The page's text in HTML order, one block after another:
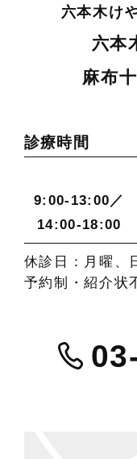
六本木け
六本
麻布
診療時間
9:00-13:00／
14:00-18:00
休診日：月曜、
予約制・紹介状